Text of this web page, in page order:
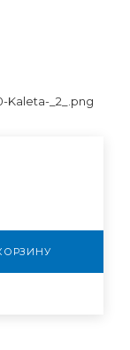
Kaleta-_2_.png